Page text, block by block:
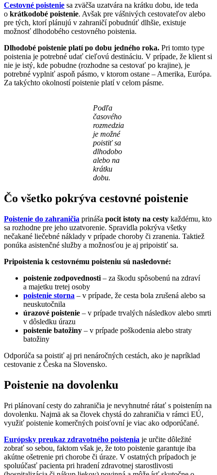
Cestovné poistenie sa zväčša uzatvára na krátku dobu, ide teda
o krátkodobé poistenie. Avšak pre vášnivých cestovateľov alebo
pre tých, ktorí plánujú v zahraničí pobudnúť dlhšie, existuje
možnosť dlhodobého cestovného poistenia.
Dlhodobé poistenie platí po dobu jedného roka. Pri tomto type
poistenia je potrebné udať cieľovú destináciu. V prípade, že klient si
nie je istý, kde pobudne (rozhodne sa cestovať po krajine), je
potrebné vyplniť aspoň pásmo, v ktorom ostane – Amerika, Európa.
Za takýchto okolností poistenie platí v celom pásme.
Podľa
časového
rozmedzia
je možné
poistiť sa
dlhodobo
alebo na
krátku
dobu.
Čo všetko pokrýva cestovné poistenie
Poistenie do zahraničia prináša pocit istoty na cesty každému, kto
sa rozhodne pre jeho uzatvorenie. Spravidla pokrýva všetky
nečakané liečebné náklady v prípade choroby či zranenia. Taktiež
ponúka asistenčné služby a možnosťou je aj pripoistiť sa.
Pripoistenia k cestovnému poisteniu sú nasledovné:
poistenie zodpovednosti – za škodu spôsobenú na zdraví
a majetku tretej osoby
poistenie storna – v prípade, že cesta bola zrušená alebo sa
neuskutočnila
úrazové poistenie – v prípade trvalých následkov alebo smrti
v dôsledku úrazu
poistenie batožiny – v prípade poškodenia alebo straty
batožiny
Odporúča sa poistiť aj pri nenáročných cestách, ako je napríklad
cestovanie z Česka na Slovensko.
Poistenie na dovolenku
Pri plánovaní cesty do zahraničia je nevyhnutné rátať s poistením na
dovolenku. Najmä ak sa človek chystá do zahraničia v rámci EÚ,
využiť poistenie komerčných poisťovní je viac ako odporúčané.
Európsky preukaz zdravotného poistenia je určite dôležité
zobrať so sebou, faktom však je, že toto poistenie garantuje iba
akútne ošetrenie pri chorobe či úraze. V ostatných prípadoch je
spoluúčasť pacienta pri hradení zdravotnej starostlivosti